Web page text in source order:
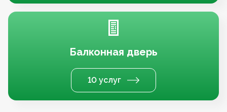
Балконная дверь
10 услуг